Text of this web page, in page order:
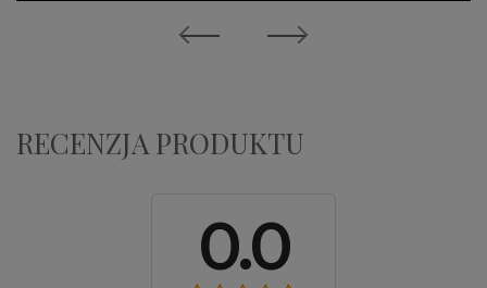
RECENZJA PRODUKTU
0.0